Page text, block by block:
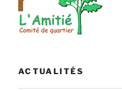
ACTUALITÉS